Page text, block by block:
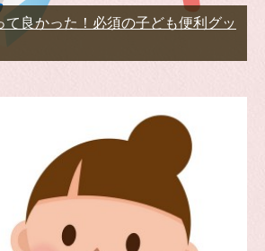
て良かった！必須の子ども便利グッ